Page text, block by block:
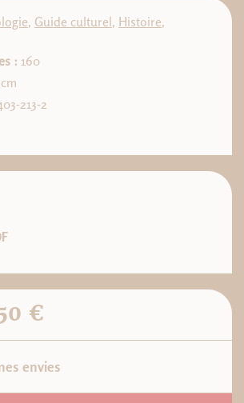
, Guide culturel, Histoire,
: 160
213-2
€
envies